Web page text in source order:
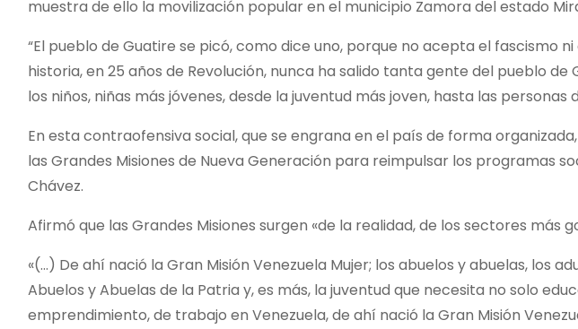
muestra de ello la movilización popular en el municipio Zamora del estado
“El pueblo de Guatire se picó, como dice uno, porque no acepta el fascismo
historia, en 25 años de Revolución, nunca ha salido tanta gente del pueblo de
los niños, niñas más jóvenes, desde la juventud más joven, hasta las personas
En esta contraofensiva social, que se engrana en el país de forma
las Grandes Misiones de Nueva Generación para reimpulsar los programas
Chávez.
Afirmó que las Grandes Misiones surgen «de la realidad, de los sectores más
«(…) De ahí nació la Gran Misión Venezuela Mujer; los abuelos y abuelas, los
Abuelos y Abuelas de la Patria y, es más, la juventud que necesita no solo
emprendimiento, de trabajo en Venezuela, de ahí nació la Gran Misión